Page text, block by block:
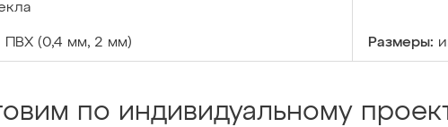
ПВХ (0,4 мм, 2 мм) Размеры:
по индивидуальному